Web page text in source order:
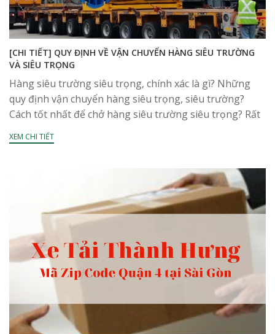
[CHI TIẾT] QUY ĐỊNH VỀ VẬN CHUYỂN HÀNG SIÊU TRƯỜNG
VÀ SIÊU TRỌNG
Hàng siêu trường siêu trọng, chính xác là gì? Những
quy định vận chuyển hàng siêu trọng, siêu trường?
Cách tốt nhất để chở hàng siêu trường siêu trọng? Rất
nhiều hãng đặt câu...
XEM CHI TIẾT